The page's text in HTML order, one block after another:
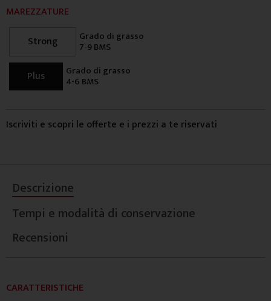
MAREZZATURE
Strong
Grado di grasso
7-9 BMS
Plus Grado di grasso
4-6 BMS
Iscriviti e scopri le offerte e i prezzi a te riservati
Descrizione
Tempi e modalità di conservazione
Recensioni
CARATTERISTICHE